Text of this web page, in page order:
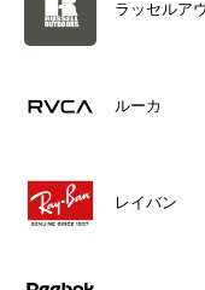
ラッセルア
ルーカ
レイバン